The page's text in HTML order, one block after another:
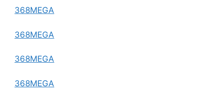
368MEGA
368MEGA
368MEGA
368MEGA